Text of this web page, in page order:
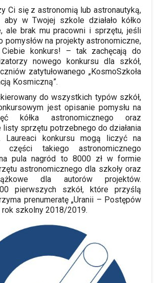
Ci się z astronomią lub astronautyką,
aby w Twojej szkole działało kółko
ale brak mu pracowni i sprzętu, jeśli
pomysłów na projekty astronomiczne,
konkurs! – tak zachęcają do
nowego konkursu dla szkół,
zatytułowanego „KosmoSzkoła
Kosmiczną”.
do wszystkich typów szkół,
jest opisanie pomysłu na
kółka astronomicznego oraz
sprzętu potrzebnego do działania
Laureaci konkursu mogą liczyć na
części takiego astronomicznego
pula nagród to 8000 zł w formie
astronomicznego dla szkoły oraz
dla autorów projektów.
pierwszych szkół, które przyślą
prenumeratę „Uranii – Postępów
rok szkolny 2018/2019.